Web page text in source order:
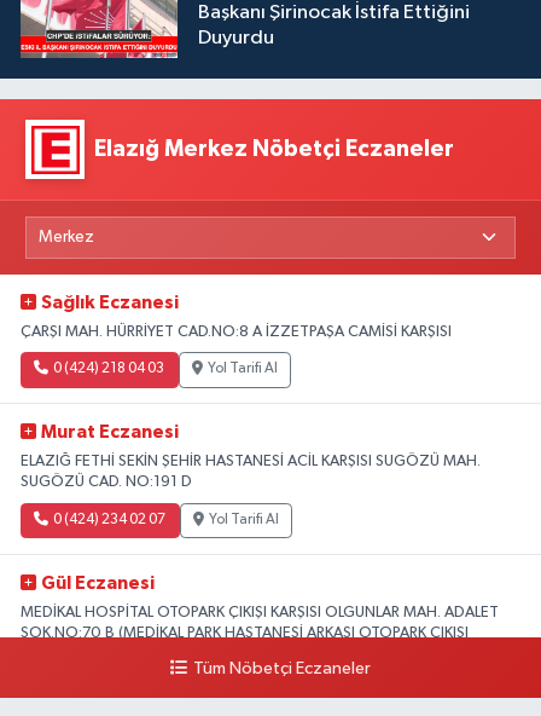
Başkanı Şirinocak İstifa Ettiğini
Duyurdu
Elazığ Merkez Nöbetçi Eczaneler
Sağlık Eczanesi
ÇARŞI MAH. HÜRRİYET CAD.NO:8 A İZZETPAŞA CAMİSİ KARŞISI
0 (424) 218 04 03 Yol Tarifi Al
Murat Eczanesi
ELAZIĞ FETHİ SEKİN ŞEHİR HASTANESİ ACİL KARŞISI SUGÖZÜ MAH.
SUGÖZÜ CAD. NO:191 D
0 (424) 234 02 07 Yol Tarifi Al
Gül Eczanesi
MEDİKAL HOSPİTAL OTOPARK ÇIKIŞI KARŞISI OLGUNLAR MAH. ADALET
SOK.NO:70 B (MEDİKAL PARK HASTANESİ ARKASI OTOPARK ÇIKIŞI
Tüm Nöbetçi Eczaneler